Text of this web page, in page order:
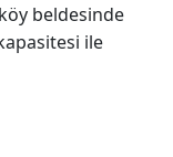
beldesinde
ile